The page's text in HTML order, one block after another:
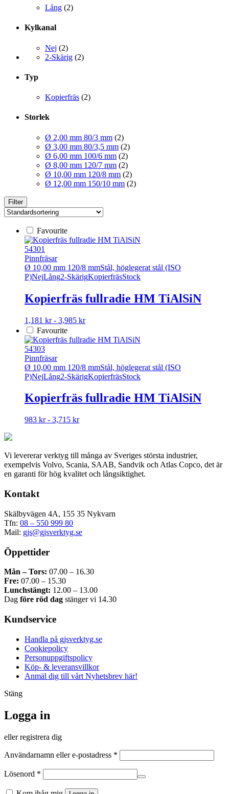
Lång (2)
Kylkanal
Nej (2)
2-Skärig (2)
Typ
Kopierfräs (2)
Storlek
Ø 2,00 mm 80/3 mm (2)
Ø 3,00 mm 80/3,5 mm (2)
Ø 6,00 mm 100/6 mm (2)
Ø 8,00 mm 120/7 mm (2)
Ø 10,00 mm 120/8 mm (2)
Ø 12,00 mm 150/10 mm (2)
Filter
Favourite
54301
Pinnfräsar
Ø 10,00 mm 120/8 mmStål, höglegerat stål (ISO
P)NejLång2-SkärigKopierfräsStock
Kopierfräs fullradie HM TiAlSiN
1,181 kr - 3,985 krDen
produkten
varianter.
De
alternativen
kan
Favourite
54303
Pinnfräsar
Ø 10,00 mm 120/8 mmStål, höglegerat stål (ISO
P)NejLång2-SkärigKopierfräsStock
Kopierfräs fullradie HM TiAlSiN
983 kr - 3,715 krDen
flera
varianter.
De
väljas
produktsidan
Vi levererar verktyg till många av Sveriges största industrier,
exempelvis Volvo, Scania, SAAB, Sandvik och Atlas Copco, det är
en garanti för hög kvalitet och långsiktighet.
Kontakt
Skälbyvägen 4A, 155 35 Nykvarn
Tfn: 08 – 550 999 80
Mail: gjs@gjsverktyg.se
Öppettider
Mån – Tors: 07.00 – 16.30
Fre: 07.00 – 15.30
Lunchstängt: 12.00 – 13.00
Dag före röd dag stänger vi 14.30
Kundservice
Handla på gjsverktyg.se
Cookiepolicy
Personuppgiftspolicy
Köp- & leveransvillkor
Anmäl dig till vårt Nyhetsbrev här!
Stäng
Logga in
eller registrera dig
Användarnamn eller e-postadress *
Lösenord *